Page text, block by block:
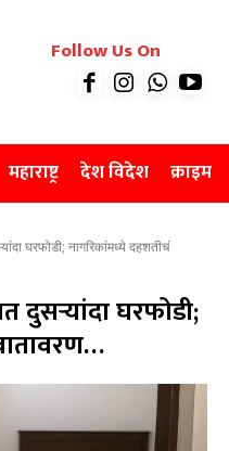
Follow Us On
महाराष्ट्र देश विदेश क्राइम
घरफोडी; नागरिकांमध्ये दहशतीचं
दुसऱ्यांदा घरफोडी;